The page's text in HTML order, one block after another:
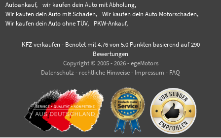
Autoankauf,
wir kaufen dein Auto mit Abholung,
Wir kaufen dein Auto mit Schaden,
Wir kaufen dein Auto Motorschaden,
Wir kaufen dein Auto ohne TÜV,
PKW-Ankauf,
KFZ verkaufen- Benotet mit 4.76von 5.0 Punkten basierend auf 290
Bewertungen
Copyright © 2005 - 2026 - egeMotors
Datenschutz - rechtliche Hinweise - Impressum - FAQ